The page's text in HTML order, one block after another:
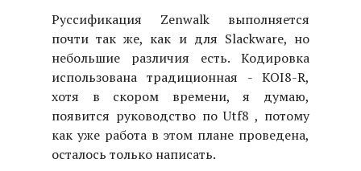
Руссификация Zenwalk выполняется
почти так же, как и для Slackware, но
небольшие различия есть. Кодировка
использована традиционная - KOI8-R,
хотя в скором времени, я думаю,
появится руководство по Utf8 , потому
как уже работа в этом плане проведена,
осталось только написать.